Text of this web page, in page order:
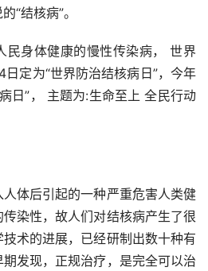
“结核病”。
民身体健康的慢性传染病， 世界
定为“世界防治结核病日”，今年
日”， 主题为:生命至上 全民行动
体后引起的一种严重危害人类健
染性，故人们对结核病产生了很
术的进展，已经研制出数十种有
发现，正规治疗，是完全可以治